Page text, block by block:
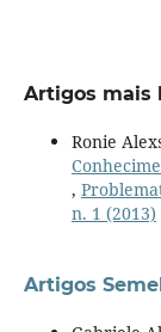
Artigos mais
Ronie
,
n. 1 (2013)
Artigos